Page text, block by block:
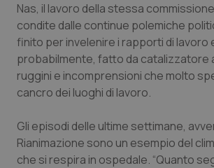
Nas, il lavoro della stessa
condite dalle continue polemiche
finito per invelenire i rapporti di lavoro
probabilmente, fatto da catalizzatore
ruggini e incomprensioni che molto
cancro dei luoghi di lavoro.
Gli episodi delle ultime settimane,
Rianimazione sono un esempio del
che si respira in ospedale. “Quanto